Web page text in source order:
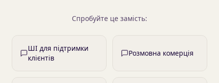
Спробуйте це замість:
ШІ для підтримки
клієнтів
Розмовна комерція